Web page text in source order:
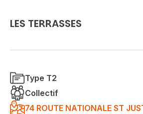
LES TERRASSES
Type T2
Collectif
74 ROUTE NATIONALE ST